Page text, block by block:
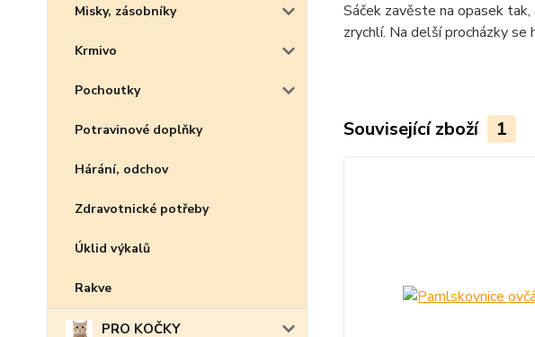
Misky, zásobníky
Krmivo
Pochoutky
Potravinové doplňky
Hárání, odchov
Zdravotnické potřeby
Úklid výkalů
Rakve
PRO KOČKY
Sáček zavěste na opasek
zrychlí. Na delší procházky
Související zboží 1